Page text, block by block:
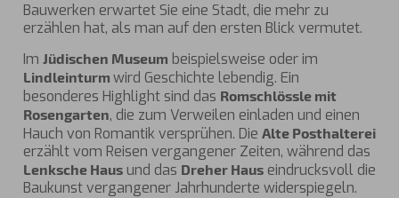
Bauwerken erwartet Sie eine Stadt, die mehr zu
erzählen hat, als man auf den ersten Blick vermutet.
Im Jüdischen Museum beispielsweise oder im
Lindleinturm wird Geschichte lebendig. Ein
besonderes Highlight sind das Romschlössle mit
Rosengarten, die zum Verweilen einladen und einen
Hauch von Romantik versprühen. Die Alte Posthalterei
erzählt vom Reisen vergangener Zeiten, während das
Lenksche Hausund das Dreher Hauseindrucksvoll die
Baukunst vergangener Jahrhunderte widerspiegeln.